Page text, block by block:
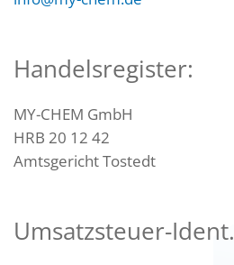
Handelsregister:
MY-CHEM GmbH
HRB 20 12 42
Amtsgericht Tostedt
Umsatzsteuer-